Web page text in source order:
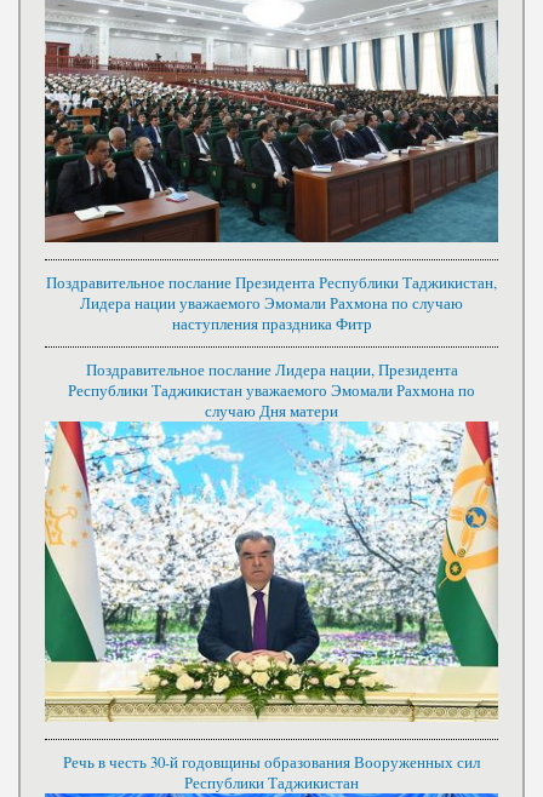
Поздравительное послание Президента Республики Таджикистан,
Лидера нации уважаемого Эмомали Рахмона по случаю
наступления праздника Фитр
Поздравительное послание Лидера нации, Президента
Республики Таджикистан уважаемого Эмомали Рахмона по
случаю Дня матери
Речь в честь 30-й годовщины образования Вооруженных сил
Республики Таджикистан